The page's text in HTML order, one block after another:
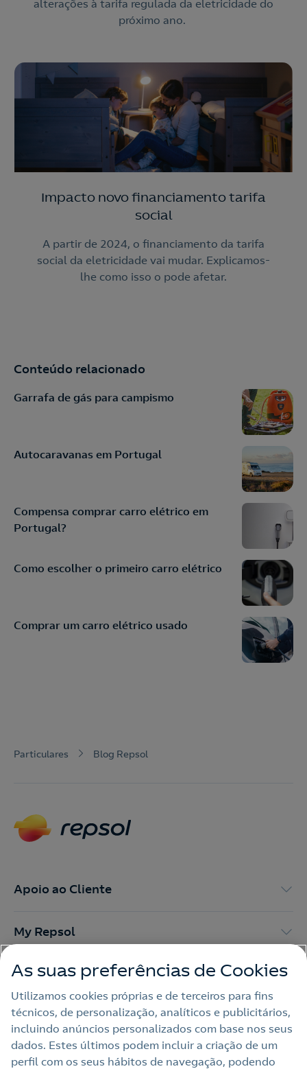
alterações à tarifa regulada da eletricidade do
próximo ano.
Impacto novo financiamento tarifa
social
A partir de 2024, o financiamento da tarifa
social da eletricidade vai mudar. Explicamos-
lhe como isso o pode afetar.
Conteúdo relacionado
Garrafa de gás para campismo
Autocaravanas em Portugal
Compensa comprar carro elétrico em
Portugal?
Como escolher o primeiro carro elétrico
Comprar um carro elétrico usado
Particulares Blog Repsol
Apoio ao Cliente
My Repsol
Outras Energias
Links Úteis
As suas preferências de Cookies
Utilizamos cookies próprias e de terceiros para fins
técnicos, de personalização, analíticos e publicitários,
incluindo anúncios personalizados com base nos seus
dados. Estes últimos podem incluir a criação de um
perfil com os seus hábitos de navegação, podendo